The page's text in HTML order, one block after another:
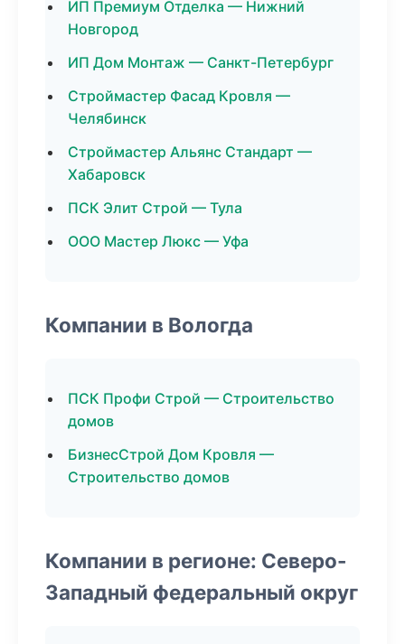
ИП Премиум Отделка — Нижний
Новгород
ИП Дом Монтаж — Санкт-Петербург
Строймастер Фасад Кровля —
Челябинск
Строймастер Альянс Стандарт —
Хабаровск
ПСК Элит Строй — Тула
ООО Мастер Люкс — Уфа
Компании в Вологда
ПСК Профи Строй — Строительство
домов
БизнесСтрой Дом Кровля —
Строительство домов
Компании в регионе: Северо-
Западный федеральный округ